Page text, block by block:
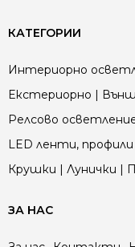
КАТЕГОРИИ
Интериорно
Екстериорно |
Релсово
LED ленти,
Крушки | Лунички |
ЗА НАС